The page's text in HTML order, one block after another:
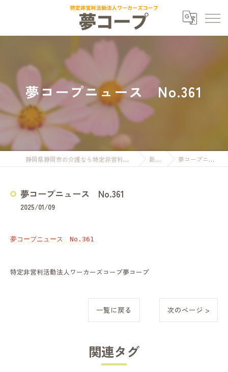
夢コープニュース No.361
静岡県静岡市の介護なら特定非営利活動法人ワーカーズコープ夢コープ 新着情報 夢コープニュース No.361
夢コープニュース No.361
2025/01/09
夢コープニュース　No.361
特定非営利活動法人ワーカーズコープ夢コープ
一覧に戻る 次のページ >
関連タグ